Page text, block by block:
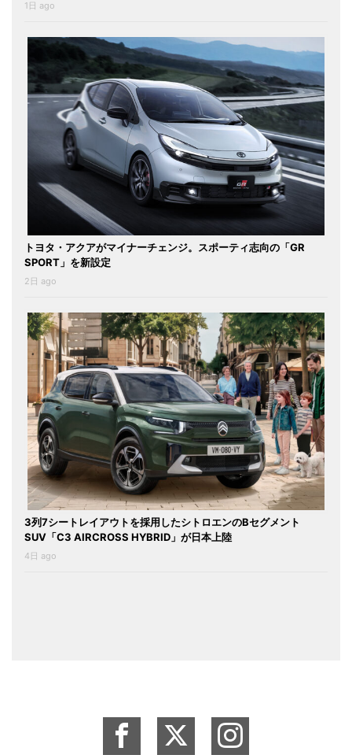
1日 ago
トヨタ・アクアがマイナーチェンジ。スポーティ志向の「GR
SPORT」を新設定
2日 ago
3列7シートレイアウトを採用したシトロエンのBセグメント
SUV「C3 AIRCROSS HYBRID」が日本上陸
4日 ago